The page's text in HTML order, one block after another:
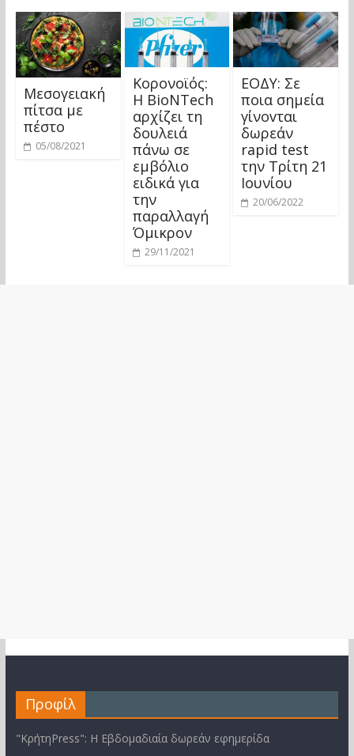
Μεσογειακή
πίτσα με
πέστο
05/08/2021
Κορονοϊός:
Η BioNTech
αρχίζει τη
δουλειά
πάνω σε
εμβόλιο
ειδικά για
την
παραλλαγή
Όμικρον
29/11/2021
ΕΟΔΥ: Σε
ποια σημεία
γίνοvται
δωρεάν
rapid test
την Τρίτη 21
Ιουνίου
20/06/2022
Προφίλ
"ΚρήτηPress": Η Εβδομαδιαία δωρεάν εφημερίδα